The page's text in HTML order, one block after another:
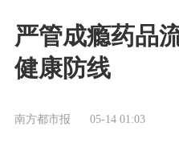
严管成瘾药品
健康防线
南方都市报 05-14 01:03